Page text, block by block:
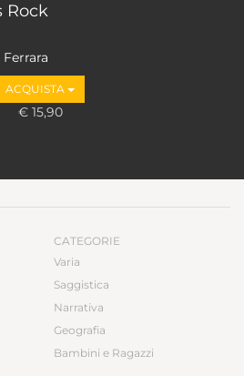
Rock
ACQUISTA
€ 15,90
CATEGORIE
Varia
Saggistica
Narrativa
Geografia
Bambini e Ragazzi